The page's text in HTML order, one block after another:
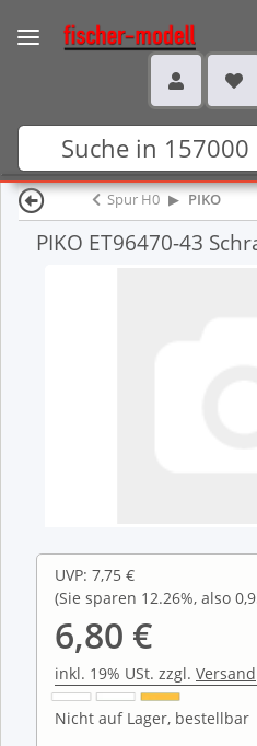
Spur H0 PIKO
PIKO ET96470-43
UVP: 7,75 €
(Sie sparen 12.26%, also
6,80 €
inkl. 19% USt. zzgl. Versand
Nicht auf Lager, bestellbar